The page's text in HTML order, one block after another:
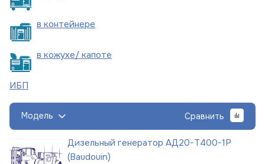
в контейнере
в кожухе/ капоте
ИБП
Модель Сравнить
Дизельный генератор АД20-Т400-1Р
(Baudouin)